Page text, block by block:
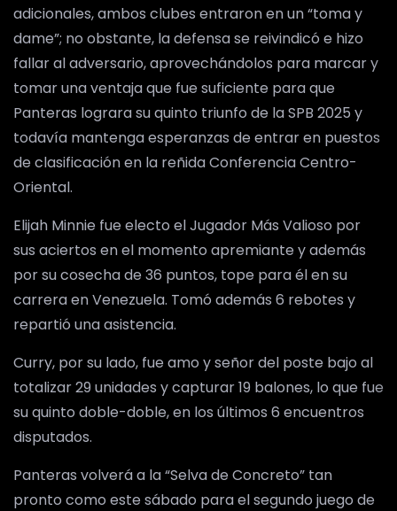
adicionales, ambos clubes entraron en un “toma y
dame”; no obstante, la defensa se reivindicó e hizo
fallar al adversario, aprovechándolos para marcar y
tomar una ventaja que fue suficiente para que
Panteras lograra su quinto triunfo de la SPB 2025 y
todavía mantenga esperanzas de entrar en puestos
de clasificación en la reñida Conferencia Centro-
Oriental.
Elijah Minnie fue electo el Jugador Más Valioso por
sus aciertos en el momento apremiante y además
por su cosecha de 36 puntos, tope para él en su
carrera en Venezuela. Tomó además 6 rebotes y
repartió una asistencia.
Curry, por su lado, fue amo y señor del poste bajo al
totalizar 29 unidades y capturar 19 balones, lo que fue
su quinto doble-doble, en los últimos 6 encuentros
disputados.
Panteras volverá a la “Selva de Concreto” tan
pronto como este sábado para el segundo juego de